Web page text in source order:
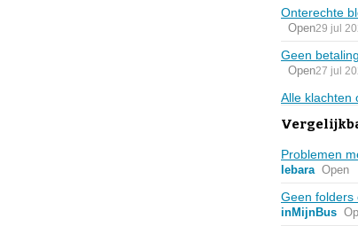
Onterechte
Open29 jul
Geen
Open27 jul
Alle klachten
Problemen
lebara Open
Geen folders
inMijnBus